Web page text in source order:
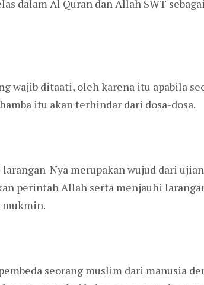
dalam Al Quran dan Allah SWT
wajib ditaati, oleh karena itu apabila
itu akan terhindar dari dosa-dosa.
Nya merupakan wujud dari
perintah Allah serta menjauhi
mukmin.
seorang muslim dari manusia